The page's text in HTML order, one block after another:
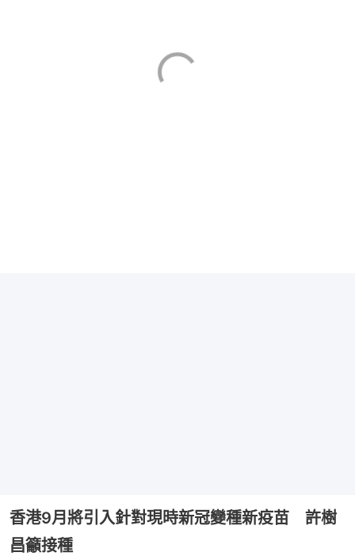
香港9月將引入針對現時新冠變種新疫苗 許樹
昌籲接種